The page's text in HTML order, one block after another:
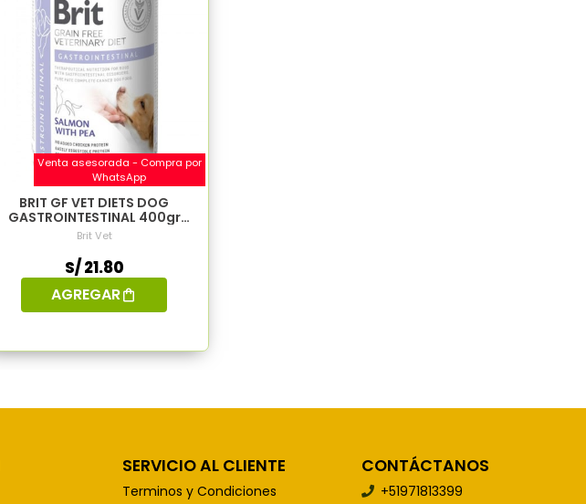
Venta asesorada - Compra por
WhatsApp
BRIT GF VET DIETS DOG
GASTROINTESTINAL 400gr
(Lata)
Brit Vet
S/ 21.80
AGREGAR
SERVICIO AL CLIENTE
Terminos y Condiciones
CONTÁCTANOS
+51971813399